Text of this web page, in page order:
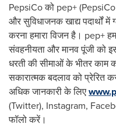
PepsiCo को pep+ (PepsiCo
और सुविधाजनक खाद्य पदार्थों में
करना हमारा विजन है। pep+
संवहनीयता और मानव पूंजी को
धरती की सीमाओं के भीतर
सकारात्मक बदलाव को प्रेरित
अधिक जानकारी के लिए
(Twitter), Instagram,
फॉलो करें।